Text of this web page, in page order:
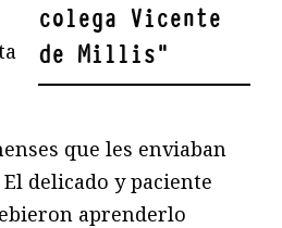
colega Vicente
de Millis"
que les enviaban
delicado y paciente
aprenderlo